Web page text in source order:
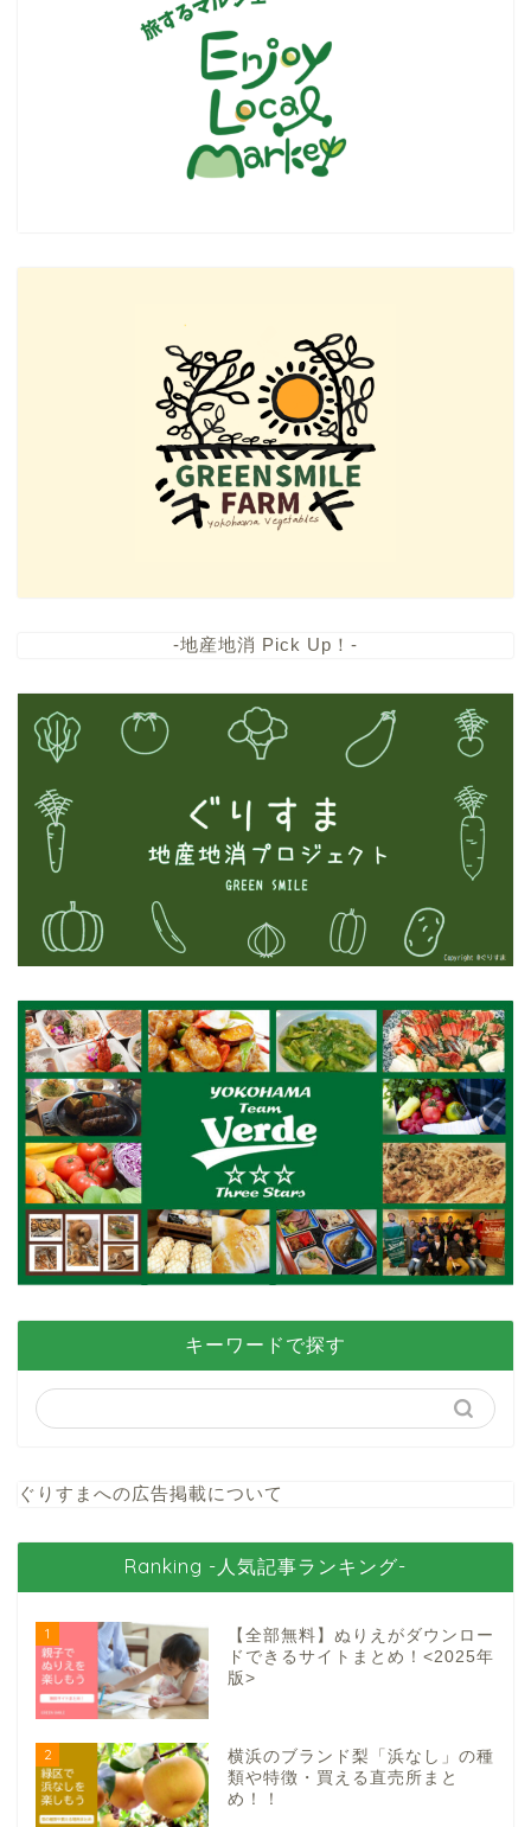
-地産地消 Pick Up！-
キーワードで探す
ぐりすまへの広告掲載について
Ranking -人気記事ランキング-
1
【全部無料】ぬりえがダウンロー
ドできるサイトまとめ！<2025年
版>
2
横浜のブランド梨「浜なし」の種
類や特徴・買える直売所まと
め！！